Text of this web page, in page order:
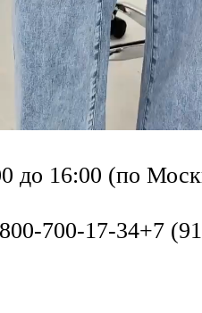
до 16:00 (по
700-17-34+7